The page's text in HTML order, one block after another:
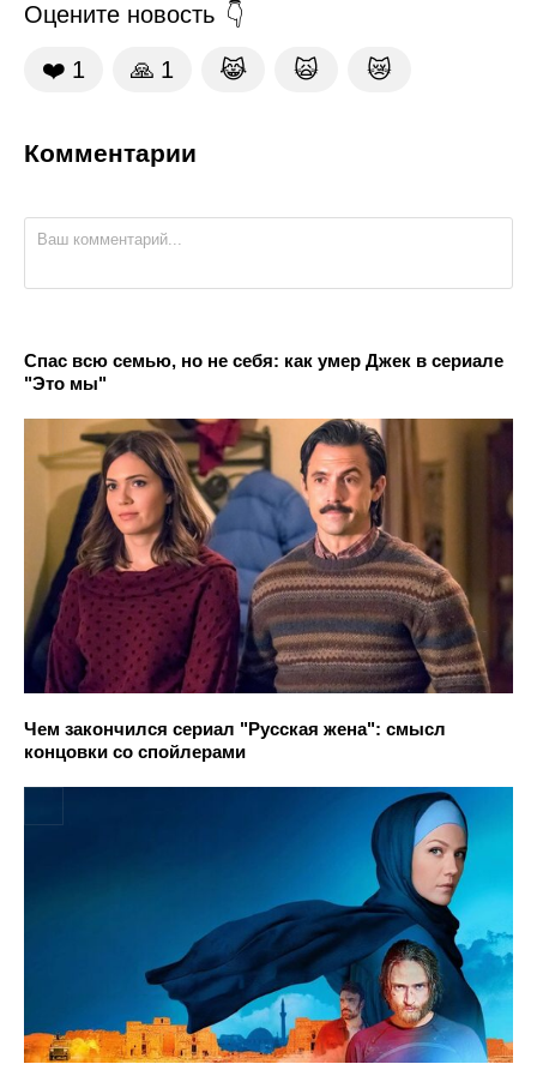
Оцените новость
❤️ 1 🙏 1 😹 🙀 😿
Комментарии
Спас всю семью, но не себя: как умер Джек в сериале
"Это мы"
Чем закончился сериал "Русская жена": смысл
концовки со спойлерами